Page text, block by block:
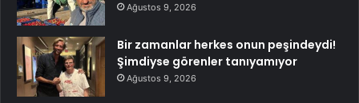
Ağustos 9, 2026
Bir zamanlar herkes onun peşindeydi!
Şimdiyse görenler tanıyamıyor
Ağustos 9, 2026